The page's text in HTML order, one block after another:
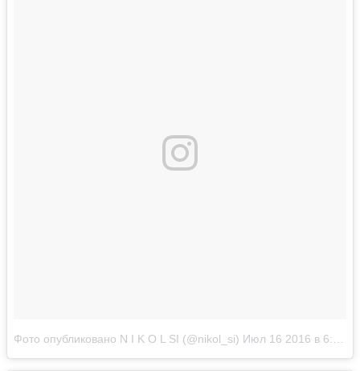
Фото опубликовано N I K O L SI (@nikol_si) Июл 16 2016 в 6:50 PDT